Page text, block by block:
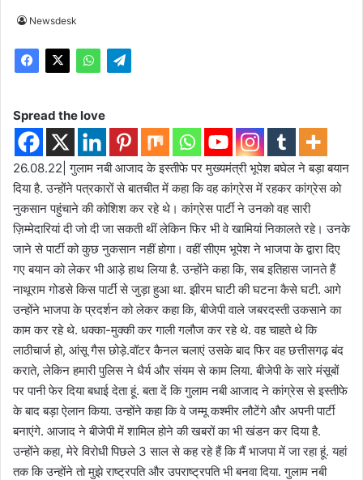
Newsdesk
Spread the love
26.08.22| गुलाम नबी आजाद के इस्तीफे पर मुख्यमंत्री भूपेश बघेल ने बड़ा बयान
दिया है. उन्होंने पत्रकारों से बातचीत में कहा कि वह कांग्रेस में रहकर कांग्रेस को
नुकसान पहुंचाने की कोशिश कर रहे थे। कांग्रेस पार्टी ने उनको वह सारी
ज़िम्मेदारियां दी जो दी जा सकती थीं लेकिन फिर भी वे खामियां निकालते रहे। उनके
जाने से पार्टी को कुछ नुकसान नहीं होगा। वहीं सीएम भूपेश ने भाजपा के द्वारा दिए
गए बयान को लेकर भी आड़े हाथ लिया है. उन्होंने कहा कि, सब इतिहास जानते हैं
नाथूराम गोडसे किस पार्टी से जुड़ा हुआ था. झीरम घाटी की घटना कैसे घटी. आगे
उन्होंने भाजपा के प्रदर्शन को लेकर कहा कि, बीजेपी वाले जबरदस्ती उकसाने का
काम कर रहे थे. धक्का-मुक्की कर गाली गलौज कर रहे थे. वह चाहते थे कि
लाठीचार्ज हो, आंसू गैस छोड़े.वॉटर कैनल चलाएं उसके बाद फिर वह छत्तीसगढ़ बंद
कराते, लेकिन हमारी पुलिस ने धैर्य और संयम से काम लिया. बीजेपी के सारे मंसूबों
पर पानी फेर दिया बधाई देता हूं. बता दें कि गुलाम नबी आजाद ने कांग्रेस से इस्तीफे
के बाद बड़ा ऐलान किया. उन्होंने कहा कि वे जम्मू कश्मीर लौटेंगे और अपनी पार्टी
बनाएंगे. आजाद ने बीजेपी में शामिल होने की खबरों का भी खंडन कर दिया है.
उन्होंने कहा, मेरे विरोधी पिछले 3 साल से कह रहे हैं कि मैं भाजपा में जा रहा हूं. यहां
तक कि उन्होंने तो मुझे राष्ट्रपति और उपराष्ट्रपति भी बनवा दिया. गुलाम नबी